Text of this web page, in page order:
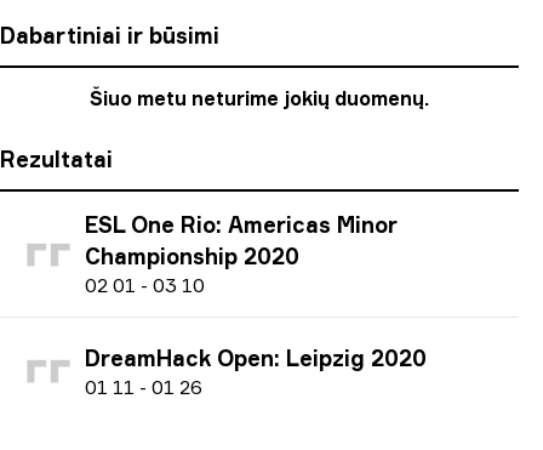
Dabartiniai ir būsimi
Šiuo metu neturime jokių duomenų.
Rezultatai
ESL One Rio: Americas Minor
Championship 2020
02 01 - 03 10
DreamHack Open: Leipzig 2020
01 11 - 01 26